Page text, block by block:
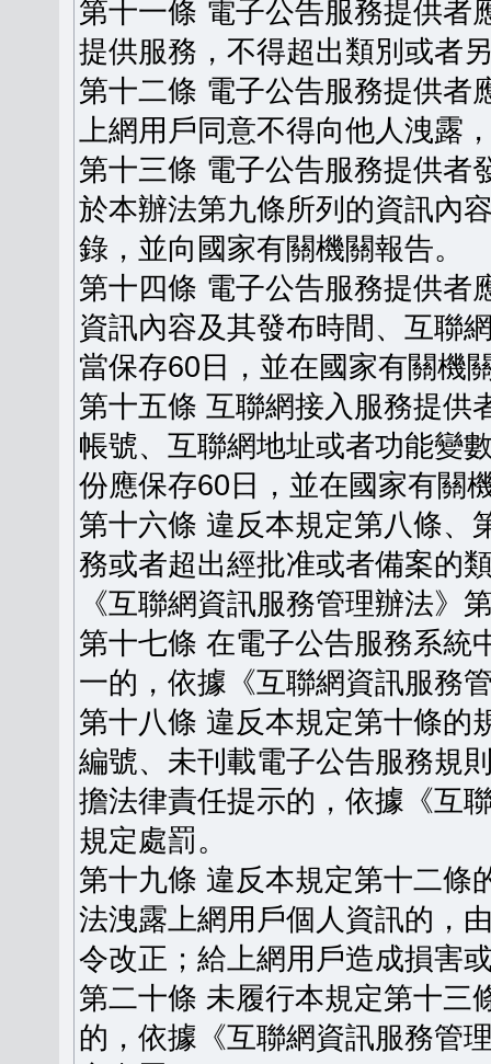
第十一條 電子公告服務提供者
提供服務，不得超出類別或者
第十二條 電子公告服務提供者
上網用戶同意不得向他人洩露
第十三條 電子公告服務提供者
於本辦法第九條所列的資訊內
錄，並向國家有關機關報告。
第十四條 電子公告服務提供者
資訊內容及其發布時間、互聯
當保存60日，並在國家有關機
第十五條 互聯網接入服務提供
帳號、互聯網地址或者功能變
份應保存60日，並在國家有關
第十六條 違反本規定第八條、
務或者超出經批准或者備案的
《互聯網資訊服務管理辦法》
第十七條 在電子公告服務系統
一的，依據《互聯網資訊服務
第十八條 違反本規定第十條的
編號、未刊載電子公告服務規
擔法律責任提示的，依據《互
規定處罰。
第十九條 違反本規定第十二條
法洩露上網用戶個人資訊的，
令改正；給上網用戶造成損害
第二十條 未履行本規定第十三
的，依據《互聯網資訊服務管